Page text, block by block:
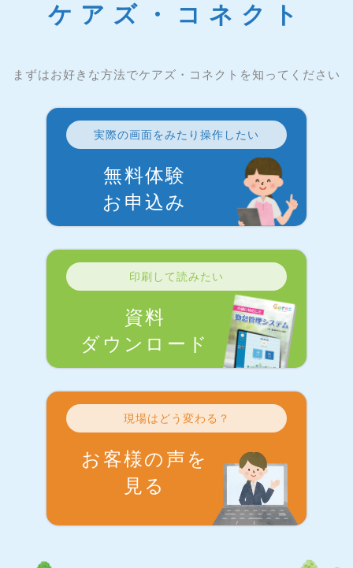
ケアズ・コネクト
まずはお好きな方法でケアズ・コネクトを知ってください
実際の画面をみたり操作したい
無料体験
お申込み
印刷して読みたい
資料
ダウンロード
現場はどう変わる？
お客様の声を
見る